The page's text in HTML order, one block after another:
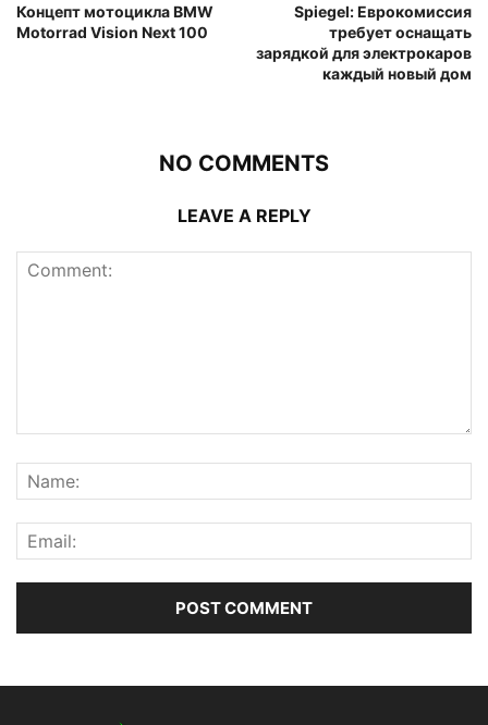
Концепт мотоцикла BMW
Motorrad Vision Next 100
Spiegel: Еврокомиссия
требует оснащать
зарядкой для электрокаров
каждый новый дом
NO COMMENTS
LEAVE A REPLY